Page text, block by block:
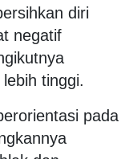
diri
negatif
tinggi.
pada